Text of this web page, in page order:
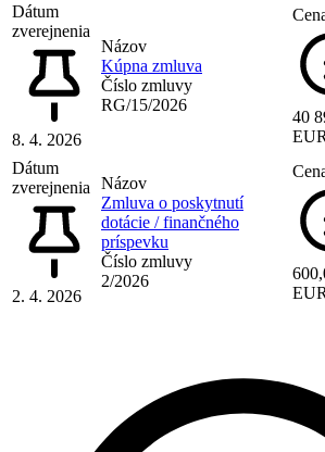
Dátum
zverejnenia
8. 4. 2026
Názov
Kúpna zmluva
Číslo zmluvy
RG/15/2026
40
EUR
Dátum
zverejnenia
2. 4. 2026
Názov
Zmluva o poskytnutí
dotácie / finančného
príspevku
Číslo zmluvy
2/2026
EUR